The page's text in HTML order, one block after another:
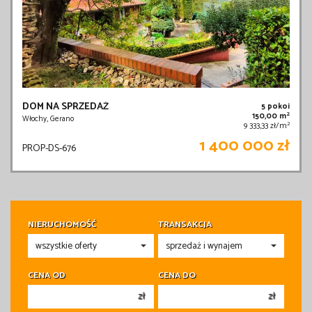
DOM NA SPRZEDAŻ
Włochy, Gerano
5 pokoi
150,00 m2
9 333,33 zł/m2
PROP-DS-676 1 400 000 zł
NIERUCHOMOŚĆ TRANSAKCJA
CENA OD
zł
CENA DO
zł